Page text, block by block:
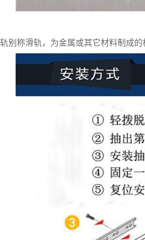
别称滑轨，为金属或其它材料制成